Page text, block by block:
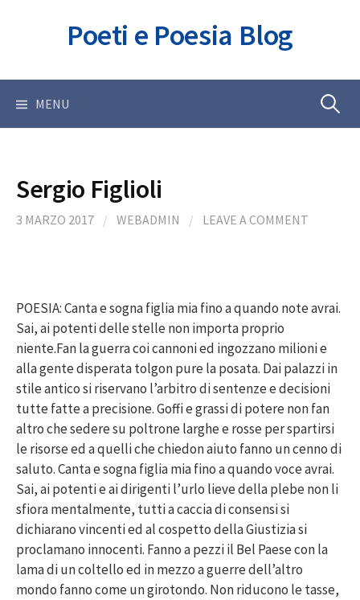
Poeti e Poesia Blog
MENU Ricerca
Sergio Figlioli
3 MARZO 2017 / WEBADMIN / LEAVE A COMMENT
POESIA: Canta e sogna figlia mia fino a quando note avrai.
Sai, ai potenti delle stelle non importa proprio
niente.Fan la guerra coi cannoni ed ingozzano milioni e
alla gente disperata tolgon pure la posata. Dai palazzi in
stile antico si riservano l’arbitro di sentenze e decisioni
tutte fatte a precisione. Goffi e grassi di potere non fan
altro che sedere su poltrone larghe e rosse per spartirsi
le risorse ed a quelli che chiedon aiuto fanno un cenno di
saluto. Canta e sogna figlia mia fino a quando voce avrai.
Sai, ai potenti e ai dirigenti l’urlo lieve della plebe non li
sfiora mentalmente, tutti a caccia di consensi si
dichiarano vincenti ed al cospetto della Giustizia si
proclamano innocenti. Fanno a pezzi il Bel Paese con la
lama di un coltello ed in mezzo a guerre dell’altro
mondo fanno come un girotondo. Non riducono le tasse,